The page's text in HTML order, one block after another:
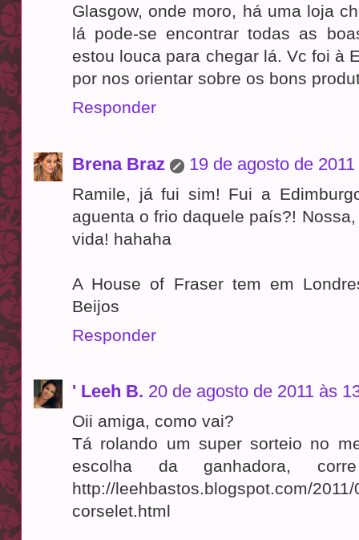
Glasgow, onde moro, há uma loja
lá pode-se encontrar todas as
estou louca para chegar lá. Vc foi à
por nos orientar sobre os bons
Responder
Brena Braz 19 de agosto de
Ramile, já fui sim! Fui a
aguenta o frio daquele país?!
vida! hahaha
A House of Fraser tem em
Beijos
Responder
' Leeh B. 20 de agosto de 2011 às
Oii amiga, como vai?
Tá rolando um super sorteio no
escolha da ganhadora,
http://leehbastos.blogspot.com/
corselet.html